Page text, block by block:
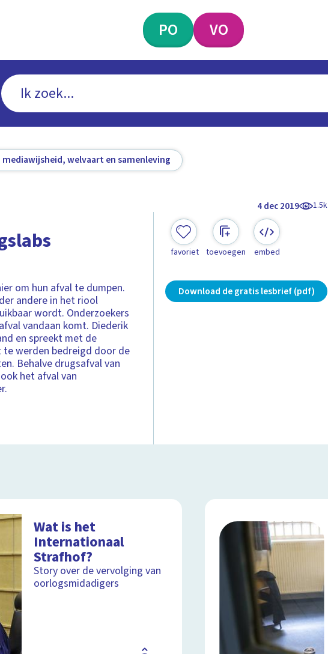
PO VO
welvaart en samenleving
4 dec 2019 1.5k
om hun afval te dumpen.
andere in het riool
wordt. Onderzoekers
vandaan komt. Diederik
en spreekt met de
te werden bedreigd door de
Behalve drugsafval van
het afval van
favoriet toevoegen embed
Download de gratis lesbrief (pdf)
Wat is het
Internationaal
Strafhof?
Story over de vervolging van
oorlogsmidadigers